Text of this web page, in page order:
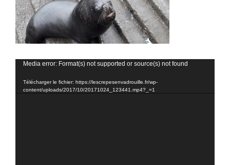
Lecteur
Media error: Format(s) not supported or source(s) not found
Télécharger le fichier: https://lescrepesenvadrouille.fr/wp-
content/uploads/2017/10/20171024_123441.mp4?_=1